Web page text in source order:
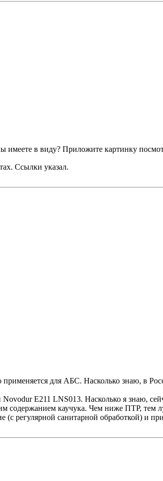
имеете в виду? Приложите картинку
Ссылки указал.
применяется для АБС. Насколько знаю, в
E211 LNS013. Насколько я знаю,
каучука. Чем ниже ПТР, тем
регулярной санитарной обработкой) и